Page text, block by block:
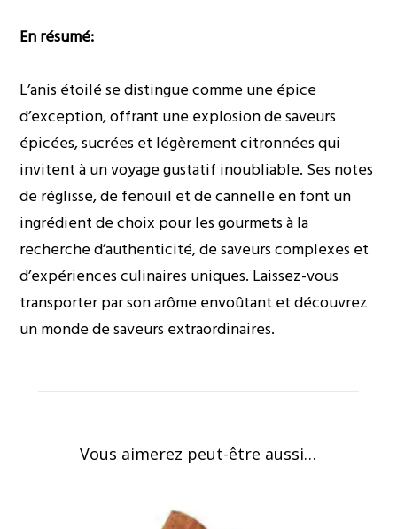
En résumé:
L’anis étoilé se distingue comme une épice
d’exception, offrant une explosion de saveurs
épicées, sucrées et légèrement citronnées qui
invitent à un voyage gustatif inoubliable. Ses notes
de réglisse, de fenouil et de cannelle en font un
ingrédient de choix pour les gourmets à la
recherche d’authenticité, de saveurs complexes et
d’expériences culinaires uniques. Laissez-vous
transporter par son arôme envoûtant et découvrez
un monde de saveurs extraordinaires.
Vous aimerez peut-être aussi…